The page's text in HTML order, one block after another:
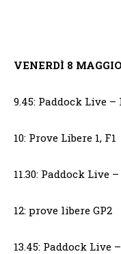
VENERDÌ 8 MAGGIO
9.45: Paddock Live –
10: Prove Libere 1, F1
11.30: Paddock Live
12: prove libere GP2
13.45: Paddock Live